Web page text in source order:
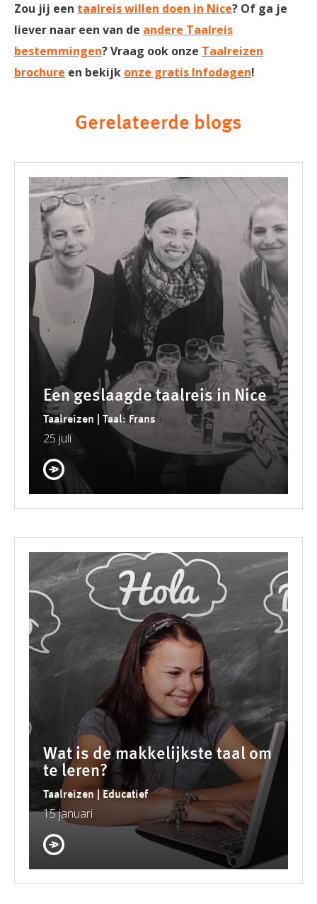
Zou jij een taalreis willen doen in Nice? Of ga je
liever naar een van de andere Taalreis
bestemmingen? Vraag ook onze Taalreizen
brochure en bekijk onze gratis Infodagen!
Gerelateerde blogs
Een geslaagde taalreis in Nice
Taalreizen | Taal: Frans
25 juli
Wat is de makkelijkste taal om
te leren?
Taalreizen | Educatief
15 januari